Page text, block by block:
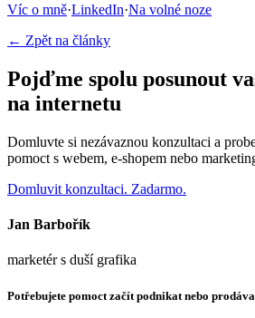
Víc o mně·LinkedIn·Na volné noze
← Zpět na články
Pojďme spolu posunout
na internetu
Domluvte si nezávaznou konzultaci a
pomoct s webem, e-shopem nebo
Domluvit konzultaci. Zadarmo.
Jan Barbořík
marketér s duší grafika
Potřebujete pomoct začít podnikat nebo